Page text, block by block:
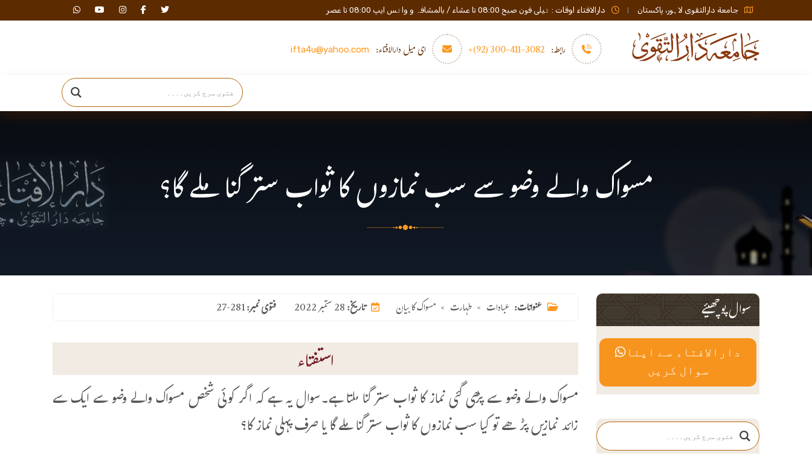
جامعة دارالتقوی لاہور، پاکستان دارالافتاء اوقات : ٹیلی فون صبح 08:00 تا عشاء / بالمشافہ و واٹس ایپ 08:00 تا عصر
رابطہ: 3082-411-300 (92)+ ای میل دارالافتاء: ifta4u@yahoo.com
مسواک والے وضو سے سب نمازوں کا ثواب ستر گنا ملے گا؟
فتوی نمبر:27-281 تاریخ:28 ستمبر 2022 عنوانات: عبادات > طہارت > مسواک کا بیان
استفتاء
مسواک والے وضو سے پڑھی گئی نماز کا ثواب ستر گنا ملتا ہے۔سوال یہ ہے کہ اگر کوئی شخص مسواک والے وضو سے ایک سے
زائد نمازیں پڑھے تو کیا سب نمازوں کا ثواب ستر گنا ملے گا یا صرف پہلی نماز کا؟
سوال پوچھیئے
دارالافتاء سے اپنا
سوال کریں